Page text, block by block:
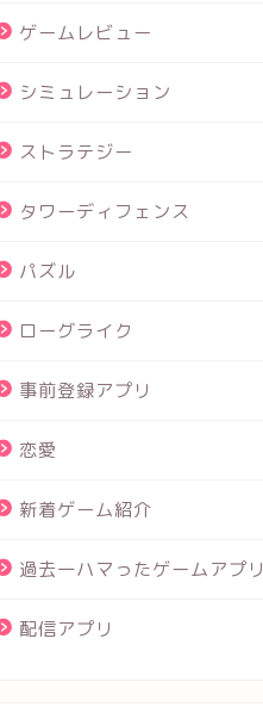
ゲームレビュー
シミュレーション
ストラテジー
タワーディフェンス
パズル
ローグライク
事前登録アプリ
恋愛
新着ゲーム紹介
過去一ハマったゲームアプリ
配信アプリ